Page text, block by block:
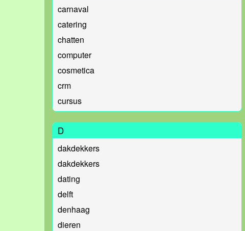
carnaval
catering
chatten
computer
cosmetica
crm
cursus
D
dakdekkers
dakdekkers
dating
delft
denhaag
dieren